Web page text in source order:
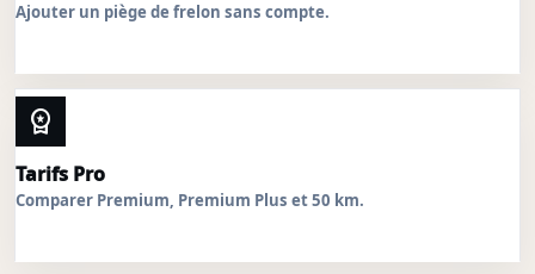
Ajouter un piège de frelon sans compte.
workspace_premium
Tarifs Pro
Comparer Premium, Premium Plus et 50 km.